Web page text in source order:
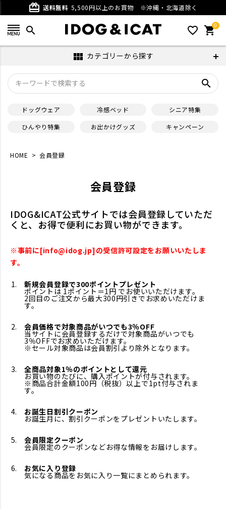
card_giftcard 送料無料 5,500円以上のお買物 ※沖縄・北海道除く
search favorite_outline 0
shopping_cart
view_module カテゴリーから探す
search
ドッグウェア 冷感ベッド
シニア特集
ひんやり特集
お出かけグッズ キャンペーン
HOME 会員登録
会員登録
IDOG&ICAT公式サイトでは会員登録していただ
くと、お得で便利にお買い物ができます。
※事前に[info@idog.jp]の受信許可設定をお願いいたしま
す。
新規会員登録で300ポイントプレゼント
ポイントは 1ポイント＝1円 でお使いいただけます。
2回目のご注文から最大300円引きでお求めいただけま
す。
会員価格で対象商品がいつでも3％OFF
当サイトに会員登録するだけで対象商品がいつでも
3％OFFでお求めいただけます。
※セール対象商品は会員割引より除外となります。
全商品対象1％のポイントとして還元
お買い物のたびに、購入ポイントが付与されます。
※商品合計金額100円（税抜）以上で1pt付与されま
す。
お誕生日割引クーポン
お誕生月に、割引クーポンをプレゼントいたします。
会員限定クーポン
会員限定のクーポンなどお得な情報をお届けします。
お気に入り登録
気になる商品をお気に入り一覧にまとめられます。